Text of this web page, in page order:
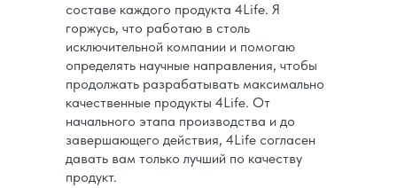
составе каждого продукта 4Life. Я
горжусь, что работаю в столь
исключительной компании и помогаю
определять научные направления, чтобы
продолжать разрабатывать максимально
качественные продукты 4Life. От
начального этапа производства и до
завершающего действия, 4Life согласен
давать вам только лучший по качеству
продукт.